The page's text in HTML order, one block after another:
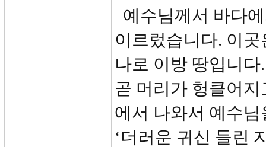
예수님께서 바다
이르렀습니다. 이
나로 이방 땅입니
곧 머리가 헝클어
에서 나와서 예수
‘더러운 귀신 들린